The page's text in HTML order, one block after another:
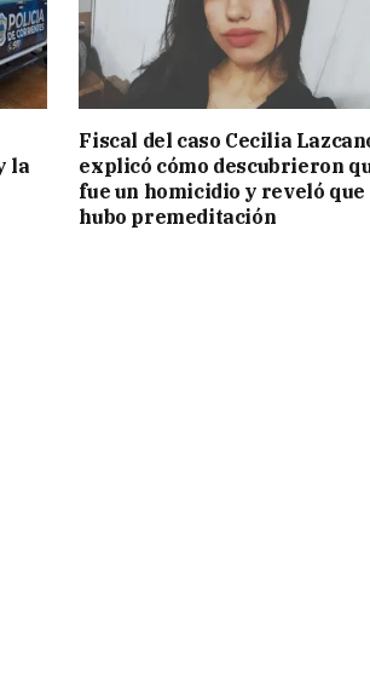
la
Fiscal del caso Cecilia
explicó cómo descubrieron
fue un homicidio y reveló que
hubo premeditación